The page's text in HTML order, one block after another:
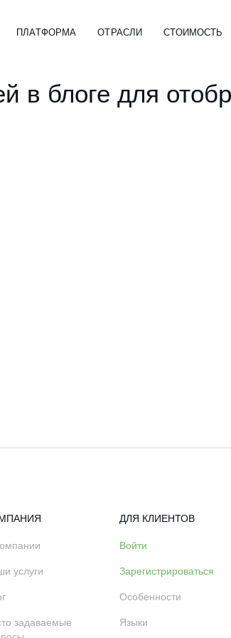
ПЛАТФОРМА ОТРАСЛИ СТОИМОСТЬ
в блоге для
услуги
задаваемые
ДЛЯ КЛИЕНТОВ
Войти
Зарегистрироваться
Особенности
Языки